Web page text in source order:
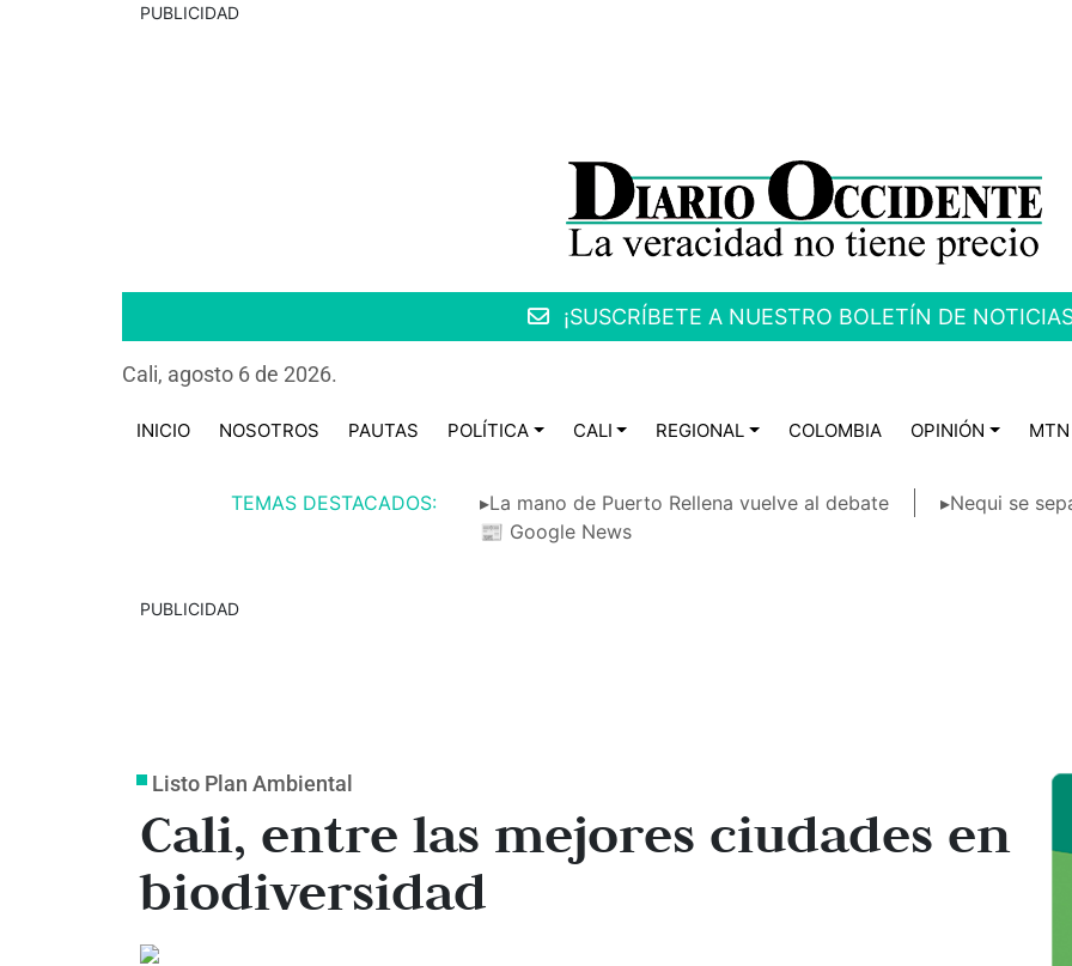
PUBLICIDAD
¡SUSCRÍBETE A NUESTRO BOLETÍN DE
Cali, agosto 6 de 2026.
INICIO NOSOTROS PAUTAS POLÍTICA CALI REGIONAL COLOMBIA OPINIÓN MTN
TEMAS DESTACADOS: ▸La mano de Puerto Rellena vuelve al debate
▸Nequi se
📰 Google News
PUBLICIDAD
Listo Plan Ambiental
Cali, entre las mejores ciudades en
biodiversidad